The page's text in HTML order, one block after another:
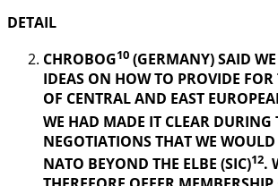
DETAIL
CHROBOG10 (GERMANY) SAID
IDEAS ON HOW TO PROVIDE FOR
OF CENTRAL AND EAST
WE HAD MADE IT CLEAR DURING
NEGOTIATIONS THAT WE
NATO BEYOND THE ELBE (SIC)12.